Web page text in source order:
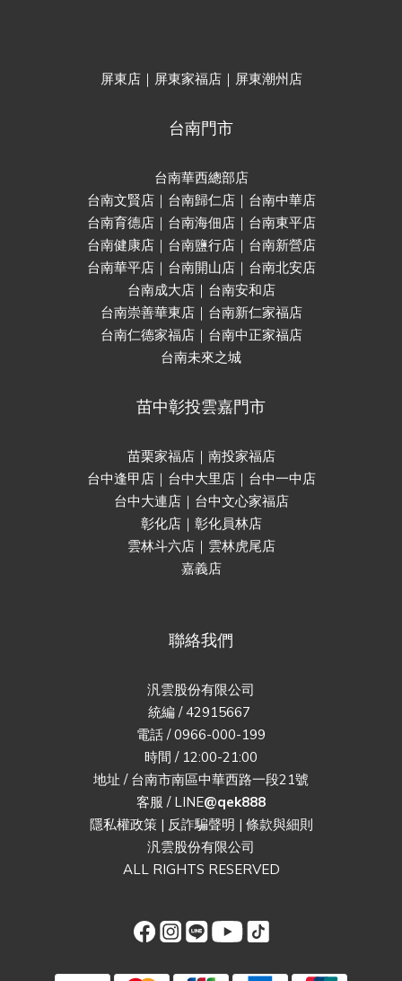
屏東店｜屏東家福店｜屏東潮州店
台南門市
台南華西總部店
台南文賢店｜台南歸仁店｜台南中華店
台南育德店｜台南海佃店｜台南東平店
台南健康店｜台南鹽行店｜台南新營店
台南華平店｜台南開山店｜台南北安店
台南成大店｜台南安和店
台南崇善華東店｜台南新仁家福店
台南仁德家福店｜台南中正家福店
台南未來之城
苗中彰投雲嘉門市
苗栗家福店｜南投家福店
台中逢甲店｜台中大里店｜台中一中店
台中大連店｜台中文心家福店
彰化店｜彰化員林店
雲林斗六店｜雲林虎尾店
嘉義店
聯絡我們
汎雲股份有限公司
統編 / 42915667
電話 / 0966-000-199
時間 / 12:00-21:00
地址 / 台南市南區中華西路一段21號
客服 / LINE@qek888
隱私權政策| 反詐騙聲明 | 條款與細則
汎雲股份有限公司
ALL RIGHTS RESERVED